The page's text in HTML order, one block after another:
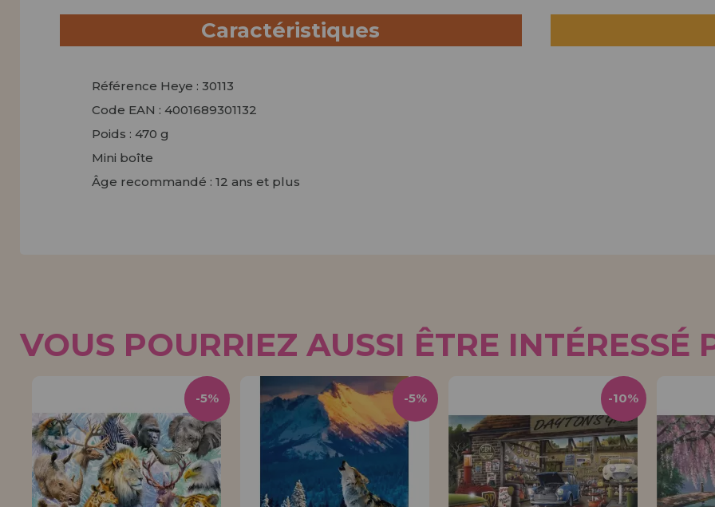
Caractéristiques
Référence Heye : 30113
Code EAN : 4001689301132
Poids : 470 g
Mini boîte
Âge recommandé : 12 ans et plus
VOUS POURRIEZ AUSSI ÊTRE INTÉRESSÉ
-5% -5% -10%